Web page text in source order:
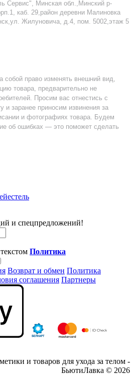
Сервис", Минская обл.,Минский р-
каб. 29,район деревни Малиновка
Жилуновича, д.4, пом. 5002,этаж 5
собой право изменять внешний вид,
товара, предварительно не
Просим вас отнестись с
и заранее приносим извинения за
и фотографиях товара. Будем
об ошибках — это поможет сделать
и спецпредложений!
Политика
Возврат и обмен Политика
соглашения Партнеры
и товаров для ухода за телом -
БьютиЛавка © 2026